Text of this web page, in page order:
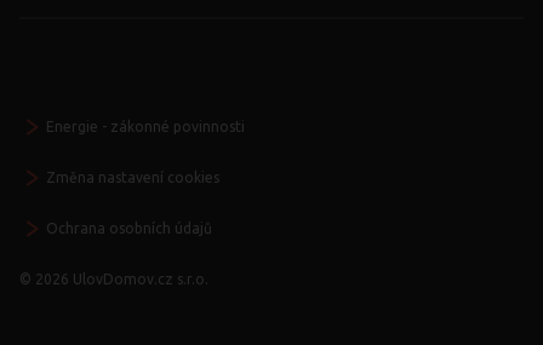
Energie - zákonné povinnosti
Změna nastavení cookies
Ochrana osobních údajů
© 2026 UlovDomov.cz s.r.o.